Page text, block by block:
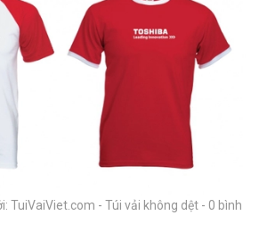
TuiVaiViet.com - Túi vải không dệt - 0 bình